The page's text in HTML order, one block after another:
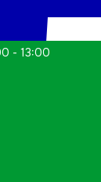
- 13:00